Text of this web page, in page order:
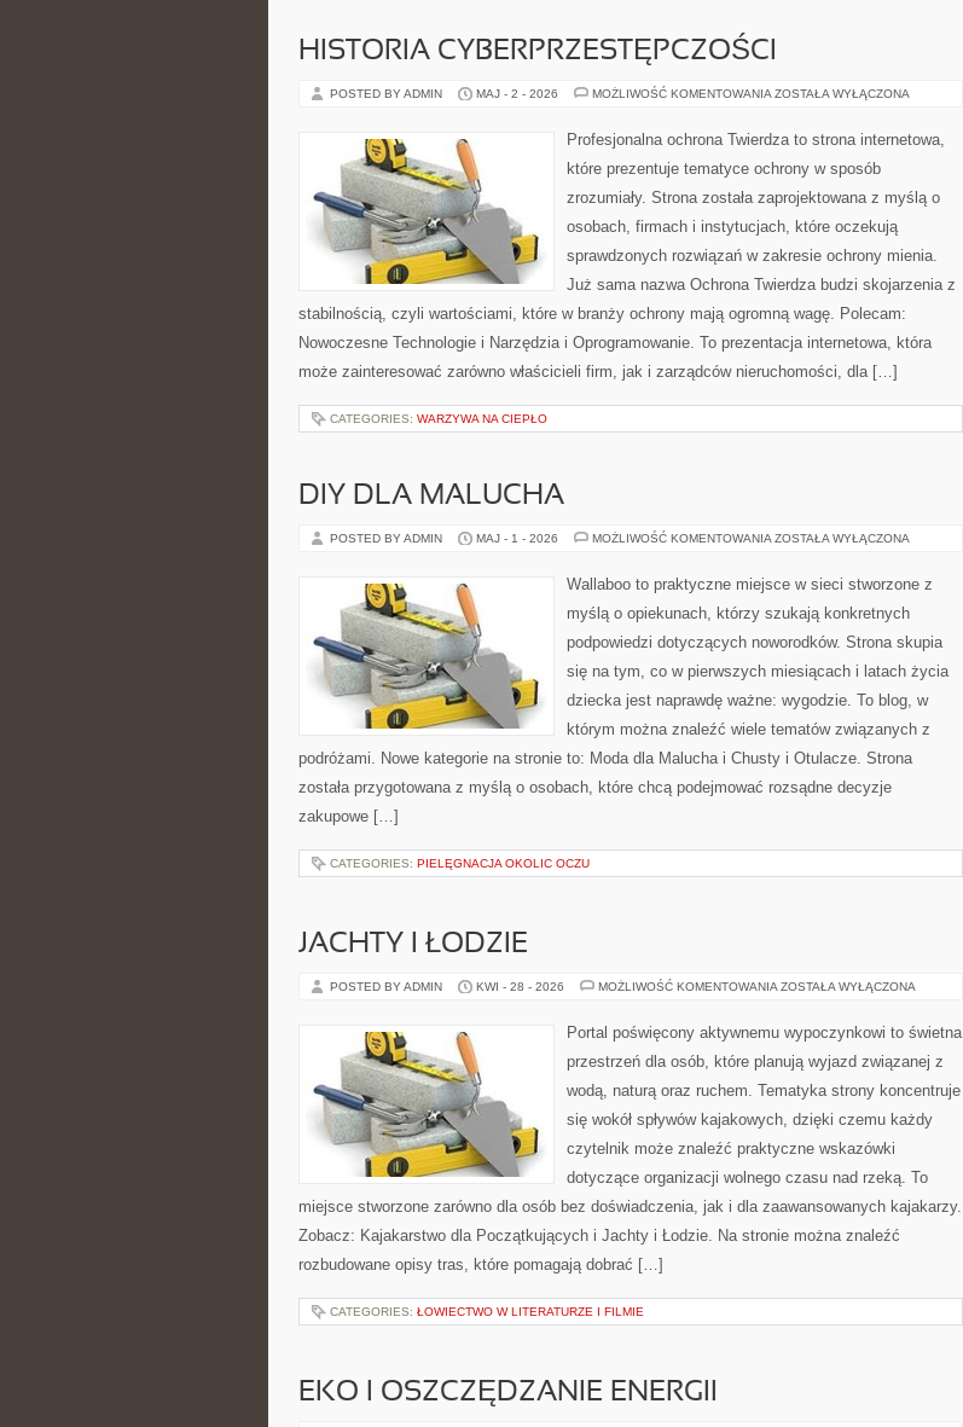
HISTORIA CYBERPRZESTĘPCZOŚCI
POSTED BY ADMIN MAJ - 2 - 2026 MOŻLIWOŚĆ KOMENTOWANIA HISTORIA
ZOSTAŁA WYŁĄCZONA
Profesjonalna ochrona Twierdza to strona internetowa,
które prezentuje tematyce ochrony w sposób
zrozumiały. Strona została zaprojektowana z myślą o
osobach, firmach i instytucjach, które oczekują
sprawdzonych rozwiązań w zakresie ochrony mienia.
Już sama nazwa Ochrona Twierdza budzi skojarzenia z
stabilnością, czyli wartościami, które w branży ochrony mają ogromną wagę. Polecam:
Nowoczesne Technologie i Narzędzia i Oprogramowanie. To prezentacja internetowa, która
może zainteresować zarówno właścicieli firm, jak i zarządców nieruchomości, dla […]
CATEGORIES: WARZYWA NA CIEPŁO
DIY DLA MALUCHA
POSTED BY ADMIN MAJ - 1 - 2026 MOŻLIWOŚĆ KOMENTOWANIA DIY
ZOSTAŁA WYŁĄCZONA
Wallaboo to praktyczne miejsce w sieci stworzone z
myślą o opiekunach, którzy szukają konkretnych
podpowiedzi dotyczących noworodków. Strona skupia
się na tym, co w pierwszych miesiącach i latach życia
dziecka jest naprawdę ważne: wygodzie. To blog, w
którym można znaleźć wiele tematów związanych z
podróżami. Nowe kategorie na stronie to: Moda dla Malucha i Chusty i Otulacze. Strona
została przygotowana z myślą o osobach, które chcą podejmować rozsądne decyzje
zakupowe […]
CATEGORIES: PIELĘGNACJA OKOLIC OCZU
JACHTY I ŁODZIE
POSTED BY ADMIN KWI - 28 - 2026 MOŻLIWOŚĆ KOMENTOWANIA JACHTY
ZOSTAŁA WYŁĄCZONA
Portal poświęcony aktywnemu wypoczynkowi to świetna
przestrzeń dla osób, które planują wyjazd związanej z
wodą, naturą oraz ruchem. Tematyka strony koncentruje
się wokół spływów kajakowych, dzięki czemu każdy
czytelnik może znaleźć praktyczne wskazówki
dotyczące organizacji wolnego czasu nad rzeką. To
miejsce stworzone zarówno dla osób bez doświadczenia, jak i dla zaawansowanych kajakarzy.
Zobacz: Kajakarstwo dla Początkujących i Jachty i Łodzie. Na stronie można znaleźć
rozbudowane opisy tras, które pomagają dobrać […]
CATEGORIES: ŁOWIECTWO W LITERATURZE I FILMIE
EKO I OSZCZĘDZANIE ENERGII